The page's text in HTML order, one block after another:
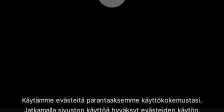
Käytämme evästeitä parantaaksemme käyttökokemustasi.
Jatkamalla sivuston käyttöä hyväksyt evästeiden käytön.